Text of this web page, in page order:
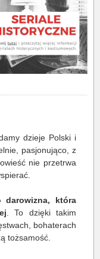
dzieje Polski i
pasjonująco, z
nie przetrwa
która
. To dzięki takim
bohaterach
tożsamość.